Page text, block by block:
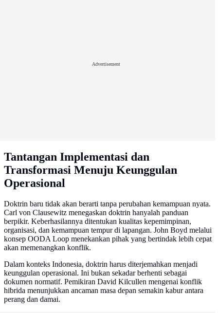
Advertisement
Tantangan Implementasi dan
Transformasi Menuju Keunggulan
Operasional
Doktrin baru tidak akan berarti tanpa perubahan kemampuan nyata.
Carl von Clausewitz menegaskan doktrin hanyalah panduan
berpikir. Keberhasilannya ditentukan kualitas kepemimpinan,
organisasi, dan kemampuan tempur di lapangan. John Boyd melalui
konsep OODA Loop menekankan pihak yang bertindak lebih cepat
akan memenangkan konflik.
Dalam konteks Indonesia, doktrin harus diterjemahkan menjadi
keunggulan operasional. Ini bukan sekadar berhenti sebagai
dokumen normatif. Pemikiran David Kilcullen mengenai konflik
hibrida menunjukkan ancaman masa depan semakin kabur antara
perang dan damai.